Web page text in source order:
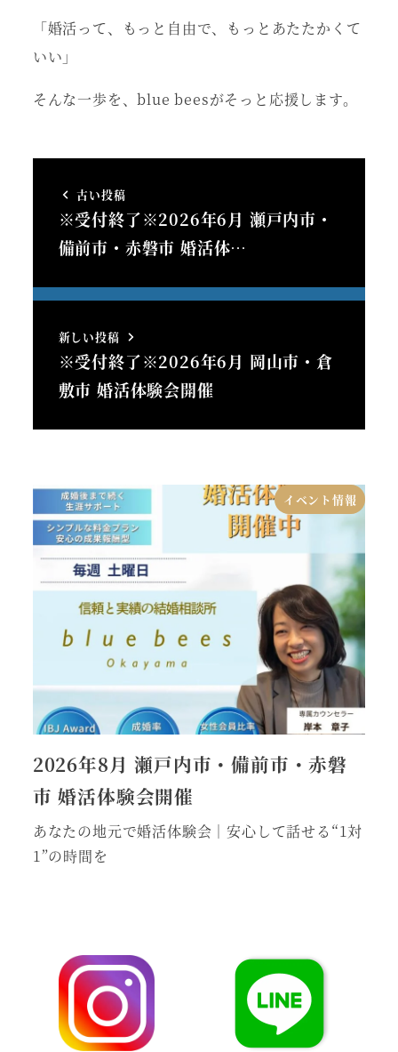
「婚活って、もっと自由で、もっとあたたかくて
いい」
そんな一歩を、blue beesがそっと応援します。
古い投稿
※受付終了※2026年6月 瀬戸内市・
備前市・赤磐市 婚活体…
新しい投稿
※受付終了※2026年6月 岡山市・倉
敷市 婚活体験会開催
イベント情報
2026年8月 瀬戸内市・備前市・赤磐
市 婚活体験会開催
あなたの地元で婚活体験会｜安心して話せる“1対
1”の時間を